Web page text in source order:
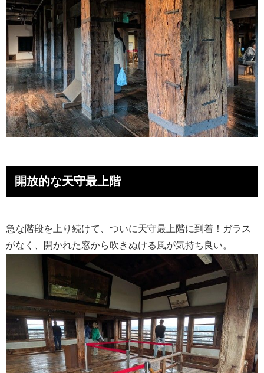
開放的な天守最上階
急な階段を上り続けて、ついに天守最上階に到着！ガラス
がなく、開かれた窓から吹きぬける風が気持ち良い。